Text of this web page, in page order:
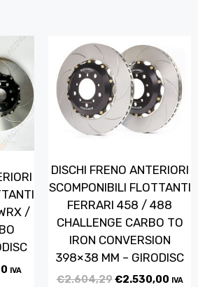
/
IVA
DISCHI FRENO ANTERIORI
SCOMPONIBILI FLOTTANTI
FERRARI 458 / 488
CHALLENGE CARBO TO
IRON CONVERSION
398×38 MM – GIRODISC
€2.604,29€2.530,00 IVA